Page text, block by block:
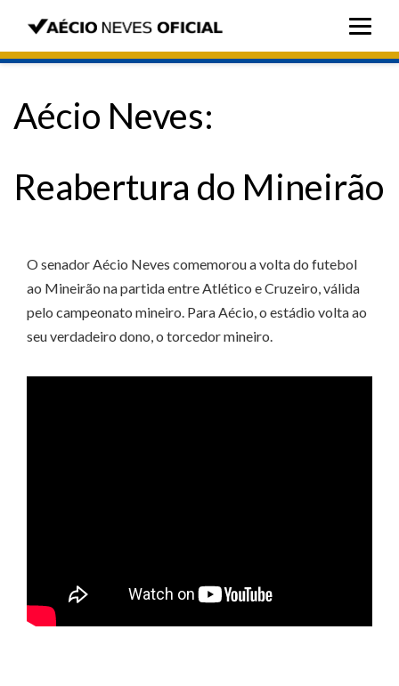
Aécio Neves:
Reabertura do Mineirão
O senador Aécio Neves comemorou a volta do futebol
ao Mineirão na partida entre Atlético e Cruzeiro, válida
pelo campeonato mineiro. Para Aécio, o estádio volta ao
seu verdadeiro dono, o torcedor mineiro.